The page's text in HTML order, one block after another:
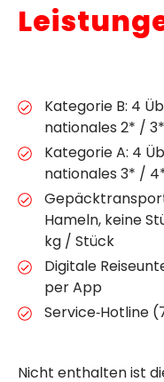
Kategorie B: 4
nationales 2* /
Kategorie A: 4
nationales 3* /
Hameln, keine
kg / Stück
Digitale
per App
Service‐Hotline
Nicht enthalten ist